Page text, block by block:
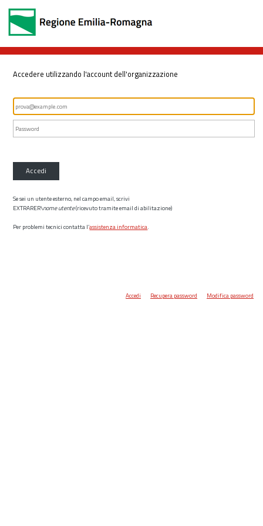
Accedere utilizzando l'account dell'organizzazione
Accedi
Se sei un utente esterno, nel campo email, scrivi
EXTRARER\nome utente(ricevuto tramite email di abilitazione)
Per problemi tecnici contatta l’assistenza informatica.
Accedi Recupera password Modifica password